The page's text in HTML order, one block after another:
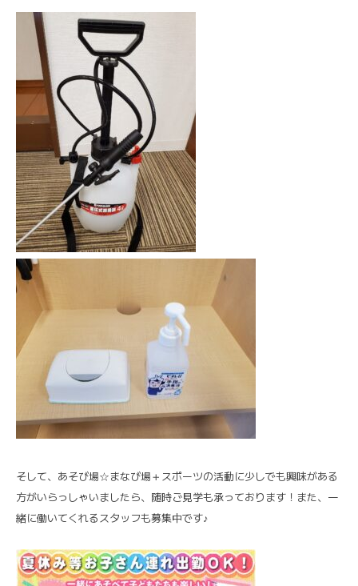
そして、あそび場☆まなび場＋スポーツの活動に少しでも興味がある
方がいらっしゃいましたら、随時ご見学も承っております！また、一
緒に働いてくれるスタッフも募集中です♪